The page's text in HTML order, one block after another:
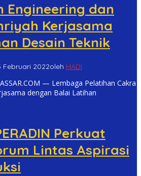
Engineering dan
Kerjasama
Desain Teknik
Februari 2022oleh HADI
— Lembaga Pelatihan Cakra
dengan Balai Latihan
Perkuat
Lintas Aspirasi